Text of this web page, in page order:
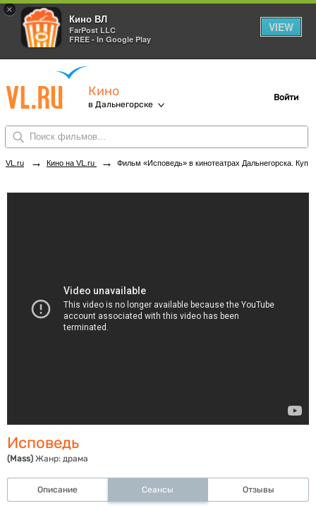
×
Кино ВЛ
FarPost LLC
FREE - In Google Play
VIEW
Кино
в Дальнегорске
Войти
VL.ru → Кино на VL.ru → Фильм «Исповедь» в кинотеатрах Дальнегорска. Купить билеты!
Исповедь
(Mass) Жанр: драма
Описание Сеансы Отзывы